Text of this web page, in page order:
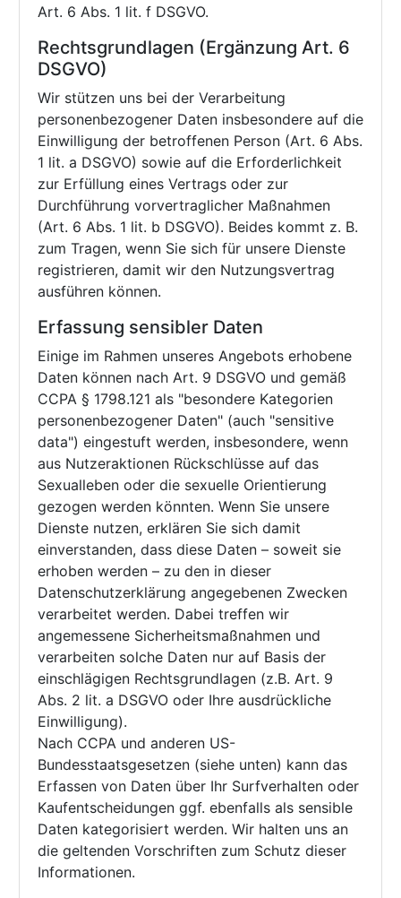
Art. 6 Abs. 1 lit. f DSGVO.
Rechtsgrundlagen (Ergänzung Art. 6
DSGVO)
Wir stützen uns bei der Verarbeitung
personenbezogener Daten insbesondere auf die
Einwilligung der betroffenen Person (Art. 6 Abs.
1 lit. a DSGVO) sowie auf die Erforderlichkeit
zur Erfüllung eines Vertrags oder zur
Durchführung vorvertraglicher Maßnahmen
(Art. 6 Abs. 1 lit. b DSGVO). Beides kommt z. B.
zum Tragen, wenn Sie sich für unsere Dienste
registrieren, damit wir den Nutzungsvertrag
ausführen können.
Erfassung sensibler Daten
Einige im Rahmen unseres Angebots erhobene
Daten können nach Art. 9 DSGVO und gemäß
CCPA § 1798.121 als "besondere Kategorien
personenbezogener Daten" (auch "sensitive
data") eingestuft werden, insbesondere, wenn
aus Nutzeraktionen Rückschlüsse auf das
Sexualleben oder die sexuelle Orientierung
gezogen werden könnten. Wenn Sie unsere
Dienste nutzen, erklären Sie sich damit
einverstanden, dass diese Daten – soweit sie
erhoben werden – zu den in dieser
Datenschutzerklärung angegebenen Zwecken
verarbeitet werden. Dabei treffen wir
angemessene Sicherheitsmaßnahmen und
verarbeiten solche Daten nur auf Basis der
einschlägigen Rechtsgrundlagen (z.B. Art. 9
Abs. 2 lit. a DSGVO oder Ihre ausdrückliche
Einwilligung).
Nach CCPA und anderen US-
Bundesstaatsgesetzen (siehe unten) kann das
Erfassen von Daten über Ihr Surfverhalten oder
Kaufentscheidungen ggf. ebenfalls als sensible
Daten kategorisiert werden. Wir halten uns an
die geltenden Vorschriften zum Schutz dieser
Informationen.